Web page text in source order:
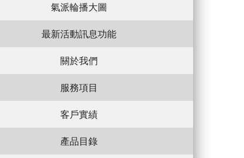
氣派輪播大圖
最新活動訊息功能
關於我們
服務項目
客戶實績
產品目錄